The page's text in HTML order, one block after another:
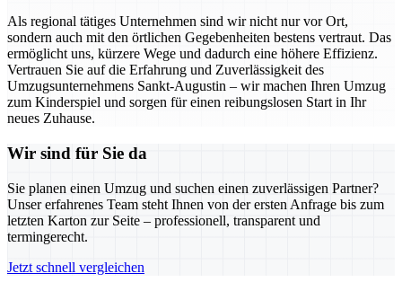
Als regional tätiges Unternehmen sind wir nicht nur vor Ort,
sondern auch mit den örtlichen Gegebenheiten bestens vertraut. Das
ermöglicht uns, kürzere Wege und dadurch eine höhere Effizienz.
Vertrauen Sie auf die Erfahrung und Zuverlässigkeit des
Umzugsunternehmens Sankt-Augustin – wir machen Ihren Umzug
zum Kinderspiel und sorgen für einen reibungslosen Start in Ihr
neues Zuhause.
Wir sind für Sie da
Sie planen einen Umzug und suchen einen zuverlässigen Partner?
Unser erfahrenes Team steht Ihnen von der ersten Anfrage bis zum
letzten Karton zur Seite – professionell, transparent und
termingerecht.
Jetzt schnell vergleichen